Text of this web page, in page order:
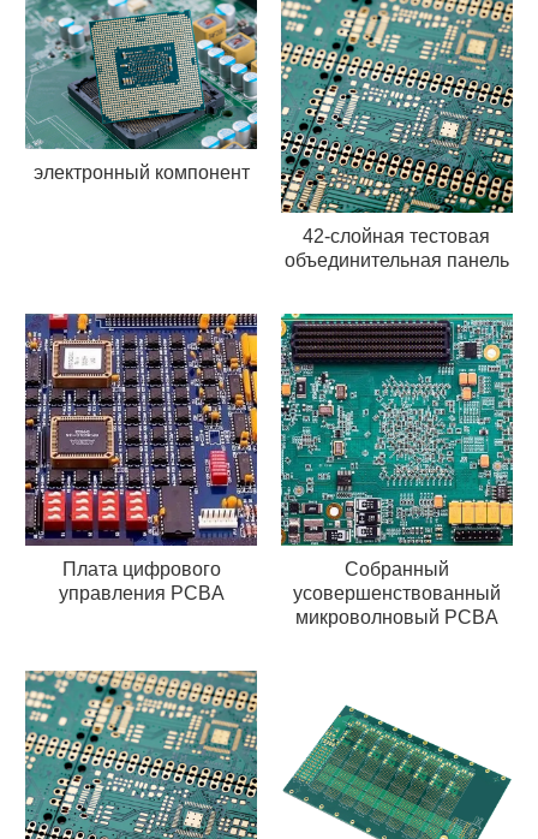
электронный компонент
42-слойная тестовая
объединительная панель
Плата цифрового
управления PCBA
Собранный
усовершенствованный
микроволновый PCBA